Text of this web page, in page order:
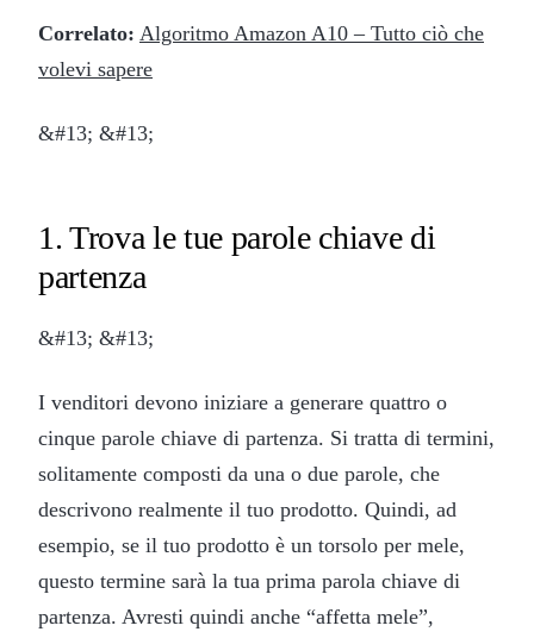
Correlato: Algoritmo Amazon A10 – Tutto ciò che
volevi sapere
&#13; &#13;
1. Trova le tue parole chiave di
partenza
&#13; &#13;
I venditori devono iniziare a generare quattro o
cinque parole chiave di partenza. Si tratta di termini,
solitamente composti da una o due parole, che
descrivono realmente il tuo prodotto. Quindi, ad
esempio, se il tuo prodotto è un torsolo per mele,
questo termine sarà la tua prima parola chiave di
partenza. Avresti quindi anche “affetta mele”,